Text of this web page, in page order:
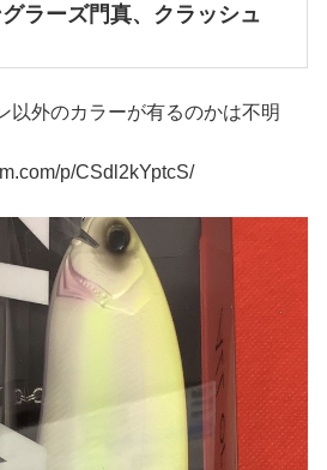
ラーズ門真、クラッシュ
外のカラーが有るのかは不明
p/CSdl2kYptcS/